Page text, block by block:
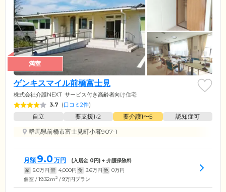
満室
ゲンキスマイル前橋富士見
株式会社介護NEXT サービス付き高齢者向け住宅
3.7 (口コミ2件)
自立 要支援1•2 要介護1〜5
認知症可
群馬県前橋市富士見町小暮907-1
月額 9.0 万円 (入居金 0円) + 介護保険料
家 5.0万円 管 4,000円 食 3.6万円 他 0万円
個室 / 19.32m2 / 9万円プラン